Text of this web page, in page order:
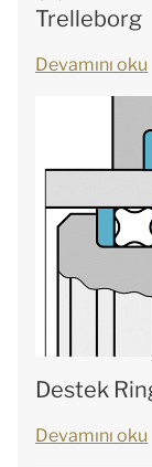
Trelleborg
Devamını oku
Destek
Devamını oku